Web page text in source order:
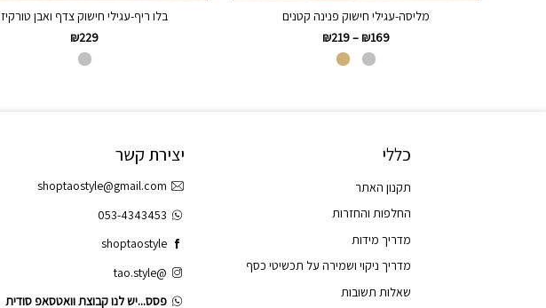
מליסה-עגילי חישוק פנינה קטנים
₪169
–
₪219
בלו ריף-עגילי חישוק צדף ואבן טורקיז
₪229
כללי
תקנון האתר
החלפות והחזרות
מדריך מידות
מדריך ניקוי ושמירה על תכשיטי כסף
שאלות תשובות
יצירת קשר
shoptaostyle@gmail.com
053-4343453
shoptaostyle
@tao.style
פסס...יש לנו קבוצת וואטסאפ סודית